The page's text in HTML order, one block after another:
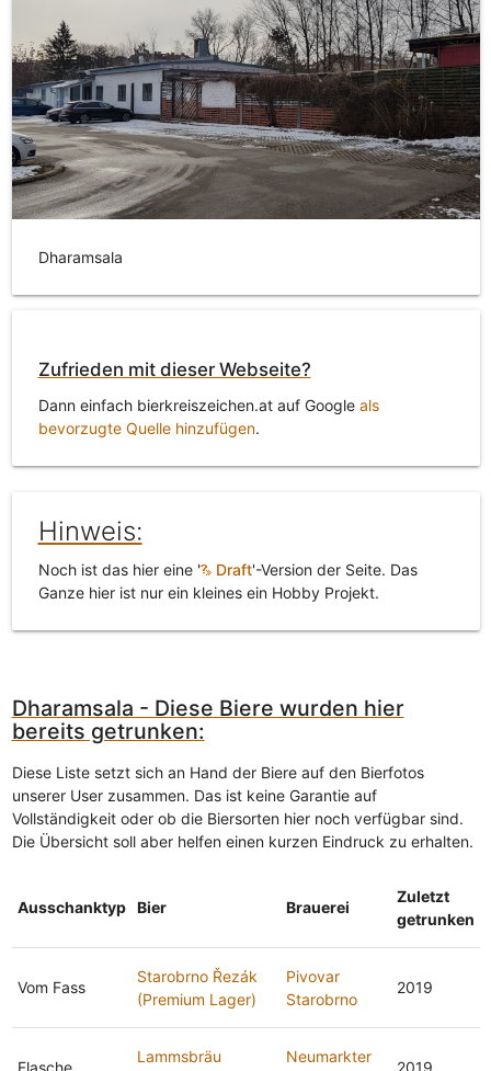
Dharamsala
Zufrieden mit dieser Webseite?
Dann einfach bierkreiszeichen.at auf Google als
bevorzugte Quelle hinzufügen.
Hinweis:
Noch ist das hier eine ' Draft'-Version der Seite. Das
Ganze hier ist nur ein kleines ein Hobby Projekt.
Dharamsala - Diese Biere wurden hier
bereits getrunken:
Diese Liste setzt sich an Hand der Biere auf den Bierfotos
unserer User zusammen. Das ist keine Garantie auf
Vollständigkeit oder ob die Biersorten hier noch verfügbar sind.
Die Übersicht soll aber helfen einen kurzen Eindruck zu erhalten.
Ausschanktyp Bier Brauerei
Zuletzt
getrunken
Vom Fass
Starobrno Řezák
(Premium Lager)
Pivovar
Starobrno
2019
Lammsbräu
Neumarkter